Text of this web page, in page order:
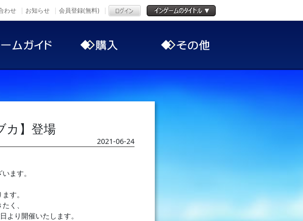
わせ お知らせ 会員登録(無料)
カ】登場
2021-06-24
ます。
す。
く、
より開催いたします。